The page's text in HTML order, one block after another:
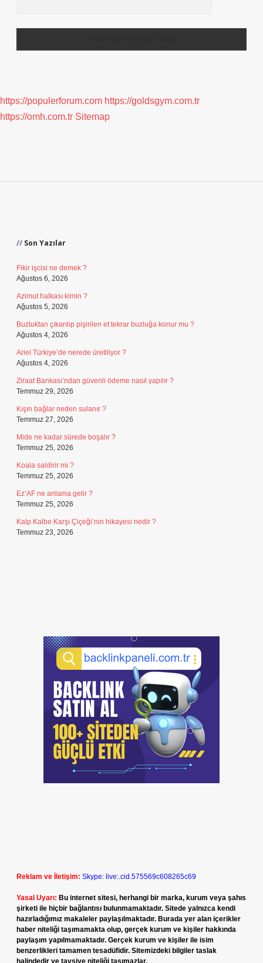
https://populerforum.com https://goldsgym.com.tr
https://omh.com.tr Sitemap
Son Yazılar
Fikir işcisi ne demek ?
Ağustos 6, 2026
Azimut halkası kimin ?
Ağustos 5, 2026
Buzluktan çıkarılıp pişirilen et tekrar buzluğa konur mu ?
Ağustos 4, 2026
Ariel Türkiye’de nerede üretiliyor ?
Ağustos 4, 2026
Ziraat Bankası’ndan güvenli ödeme nasıl yapılır ?
Temmuz 29, 2026
Kışın bağlar neden sulanır ?
Temmuz 27, 2026
Mide ne kadar sürede boşalır ?
Temmuz 25, 2026
Koala saldirir mi ?
Temmuz 25, 2026
Ez’AF ne anlama gelir ?
Temmuz 25, 2026
Kalp Kalbe Karşı Çiçeği’nin hikayesi nedir ?
Temmuz 23, 2026
Reklam ve İletişim: Skype: live:.cid.575569c608265c69
Yasal Uyarı: Bu internet sitesi, herhangi bir marka, kurum veya şahıs
şirketi ile hiçbir bağlantısı bulunmamaktadır. Sitede yalnızca kendi
hazırladığımız makaleler paylaşılmaktadır. Burada yer alan içerikler
haber niteliği taşımamakta olup, gerçek kurum ve kişiler hakkında
paylaşım yapılmamaktadır. Gerçek kurum ve kişiler ile isim
benzerlikleri tamamen tesadüfidir. Sitemizdeki bilgiler taslak
halindedir ve tavsiye niteliği taşımazlar.